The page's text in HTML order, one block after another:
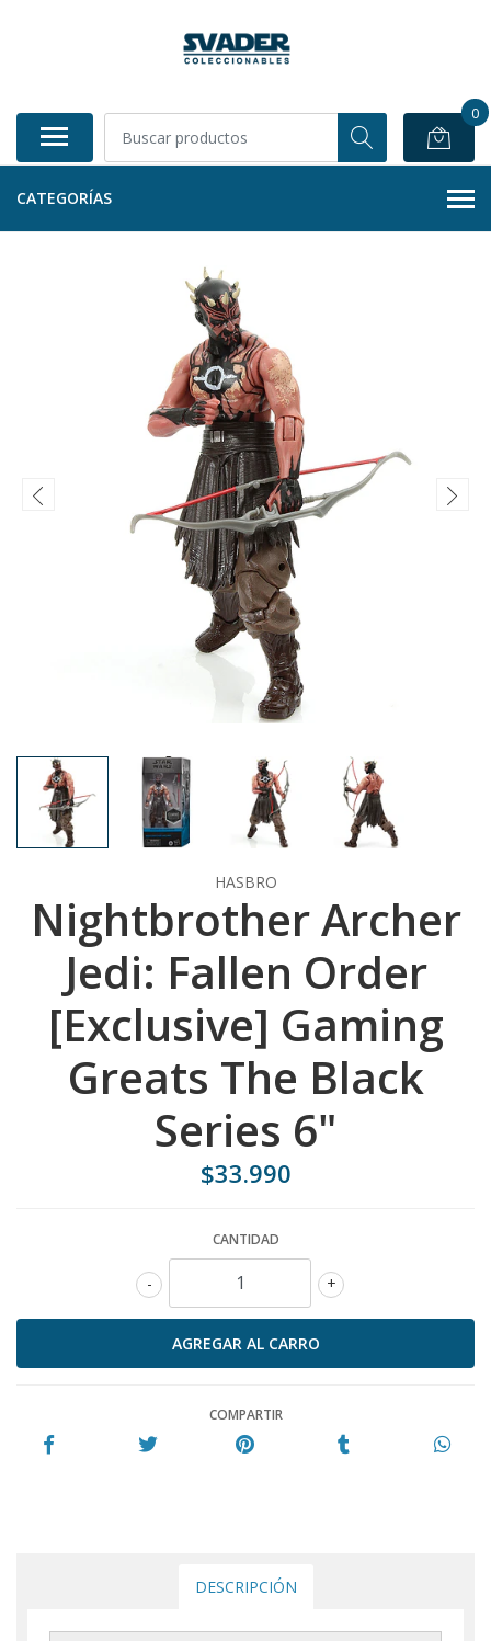
0
CATEGORÍAS
HASBRO
Nightbrother Archer
Jedi: Fallen Order
[Exclusive] Gaming
Greats The Black
Series 6"
$33.990
CANTIDAD
+
-
COMPARTIR
DESCRIPCIÓN